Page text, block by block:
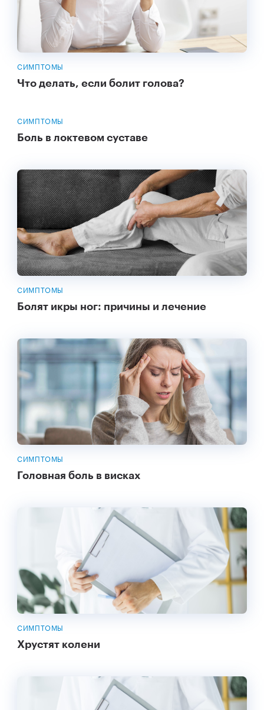
СИМПТОМЫ
Что делать, если болит голова?
СИМПТОМЫ
Боль в локтевом суставе
СИМПТОМЫ
Болят икры ног: причины и лечение
СИМПТОМЫ
Головная боль в висках
СИМПТОМЫ
Хрустят колени